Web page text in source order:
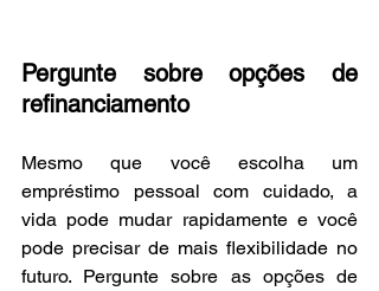
Pergunte sobre opções de
refinanciamento
Mesmo que você escolha um
empréstimo pessoal com cuidado, a
vida pode mudar rapidamente e você
pode precisar de mais flexibilidade no
futuro. Pergunte sobre as opções de